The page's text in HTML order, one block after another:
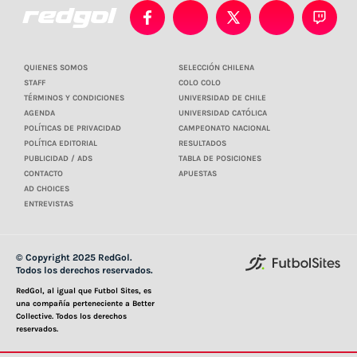
QUIENES SOMOS
STAFF
TÉRMINOS Y CONDICIONES
AGENDA
POLÍTICAS DE PRIVACIDAD
POLÍTICA EDITORIAL
PUBLICIDAD / ADS
CONTACTO
AD CHOICES
ENTREVISTAS
SELECCIÓN CHILENA
COLO COLO
UNIVERSIDAD DE CHILE
UNIVERSIDAD CATÓLICA
CAMPEONATO NACIONAL
RESULTADOS
TABLA DE POSICIONES
APUESTAS
© Copyright 2025 RedGol.
Todos los derechos reservados.
RedGol, al igual que Futbol Sites, es
una compañía perteneciente a Better
Collective. Todos los derechos
reservados.